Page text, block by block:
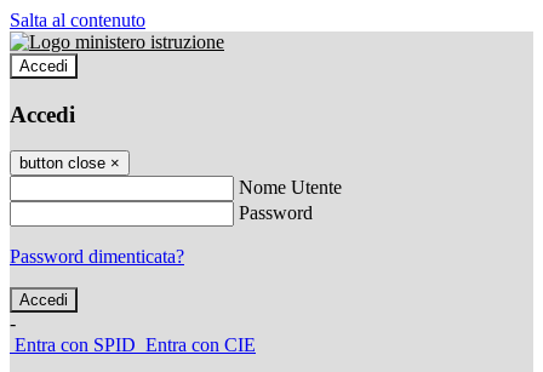
Salta al contenuto
Accedi
Accedi
button close ×
Nome Utente
Password
Password dimenticata?
-
Entra con SPID Entra con CIE